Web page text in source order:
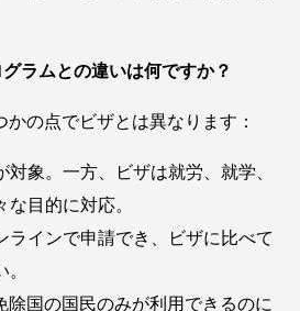
ラムとの違いは何ですか？
の点でビザとは異なります：
対象。一方、ビザは就労、就学、
目的に対応。
ラインで申請でき、ビザに比べて
除国の国民のみが利用できるのに